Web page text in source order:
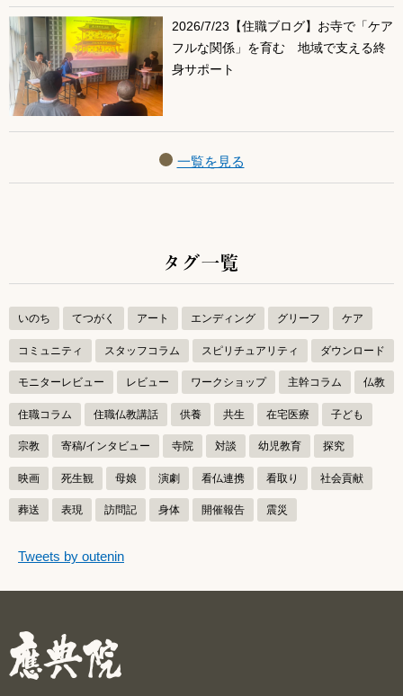
2026/7/23【住職ブログ】お寺で「ケア
フルな関係」を育む 地域で支える終
身サポート
一覧を見る
タグ一覧
いのち てつがく アート エンディング グリーフ ケア
コミュニティ スタッフコラム スピリチュアリティ ダウンロード
モニターレビュー レビュー ワークショップ 主幹コラム 仏教
住職コラム 住職仏教講話 供養 共生 在宅医療 子ども
宗教 寄稿/インタビュー 寺院 対談 幼児教育 探究
映画 死生観 母娘 演劇 看仏連携 看取り 社会貢献
葬送 表現 訪問記 身体 開催報告 震災
つぶやき
つぶやきをスキップする
Tweets by outenin